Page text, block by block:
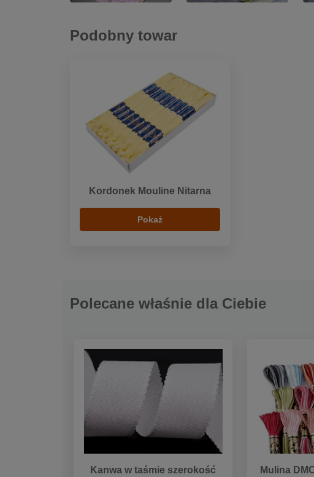
Podobny towar
Kordonek Mouline Nitarna
Pokaż
Polecane właśnie dla Ciebie
Kanwa w taśmie szerokość
Mulina